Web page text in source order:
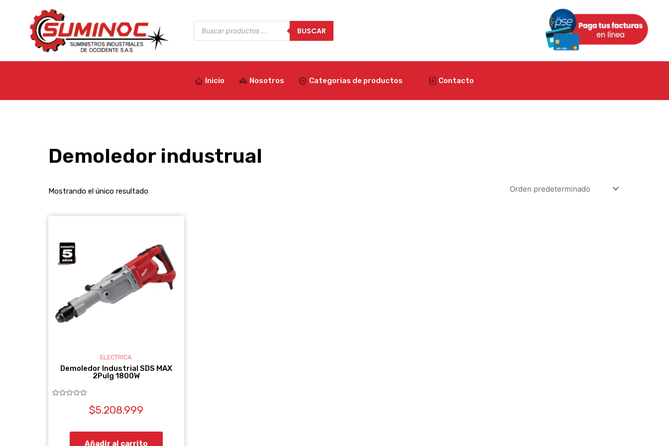
contenido
Búsqueda
de
productos
BUSCAR
Inicio Nosotros Categorias de productos Contacto
Demoledor industrual
Mostrando el único resultado
ELECTRICA
Demoledor Industrial SDS MAX
2Pulg 1800W
$5.208.999
Añadir al carrito